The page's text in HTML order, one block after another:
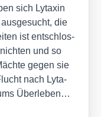
sich Lyta­xin
die
ist ent­schlos­
und so
gegen sie
nach Lyta­
Über­le­ben…